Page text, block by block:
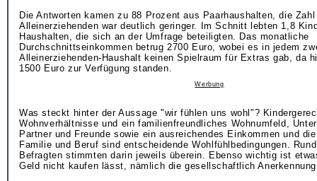
Die Antworten kamen zu 88 Prozent aus Paarhaushalten, die Zahl
Alleinerziehenden war deutlich geringer. Im Schnitt lebten 1,8
Haushalten, die sich an der Umfrage beteiligten. Das monatliche
Durchschnittseinkommen betrug 2700 Euro, wobei es in jedem
Alleinerziehenden-Haushalt keinen Spielraum für Extras gab, da
1500 Euro zur Verfügung standen.
Werbung
Was steckt hinter der Aussage "wir fühlen uns wohl"?
Wohnverhältnisse und ein familienfreundliches Wohnumfeld,
Partner und Freunde sowie ein ausreichendes Einkommen und
Familie und Beruf sind entscheidende Wohlfühlbedingungen.
Befragten stimmten darin jeweils überein. Ebenso wichtig ist
Geld nicht kaufen lässt, nämlich die gesellschaftlich